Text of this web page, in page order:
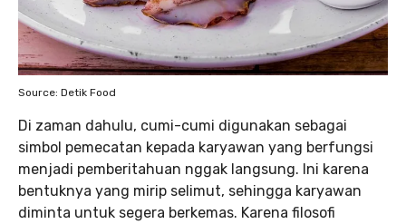
Source: Detik Food
Di zaman dahulu, cumi-cumi digunakan sebagai
simbol pemecatan kepada karyawan yang berfungsi
menjadi pemberitahuan nggak langsung. Ini karena
bentuknya yang mirip selimut, sehingga karyawan
diminta untuk segera berkemas. Karena filosofi